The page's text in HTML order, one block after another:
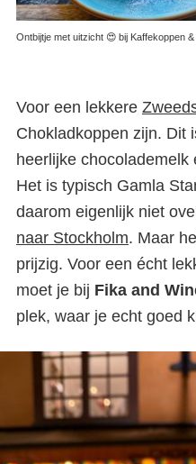
Ontbijtje met uitzicht 😍 bij Kaffekoppen
Voor een lekkere
Chokladkoppen zijn. Dit
heerlijke
Het is typisch Gamla
daarom eigenlijk niet
naar Stockholm. Maar
prijzig. Voor een écht
moet je bij Fika and
plek, waar je echt goed